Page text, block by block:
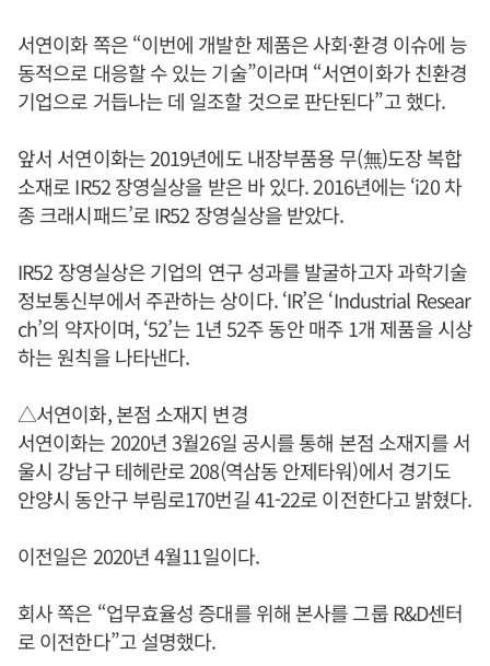
서연이화 쪽은 “이번에 개발한 제품은 사회·환경 이슈에 능
동적으로 대응할 수 있는 기술”이라며 “서연이화가 친환경
기업으로 거듭나는 데 일조할 것으로 판단된다”고 했다.
앞서 서연이화는 2019년에도 내장부품용 무(無)도장 복합
소재로 IR52 장영실상을 받은 바 있다. 2016년에는 ‘i20 차
종 크래시패드’로 IR52 장영실상을 받았다.
IR52 장영실상은 기업의 연구 성과를 발굴하고자 과학기술
정보통신부에서 주관하는 상이다. ‘IR’은 ‘Industrial Resear
ch’의 약자이며, ‘52’는 1년 52주 동안 매주 1개 제품을 시상
하는 원칙을 나타낸다.
△서연이화, 본점 소재지 변경
서연이화는 2020년 3월26일 공시를 통해 본점 소재지를 서
울시 강남구 테헤란로 208(역삼동 안제타워)에서 경기도
안양시 동안구 부림로170번길 41-22로 이전한다고 밝혔다.
이전일은 2020년 4월11일이다.
회사 쪽은 “업무효율성 증대를 위해 본사를 그룹 R&D센터
로 이전한다”고 설명했다.